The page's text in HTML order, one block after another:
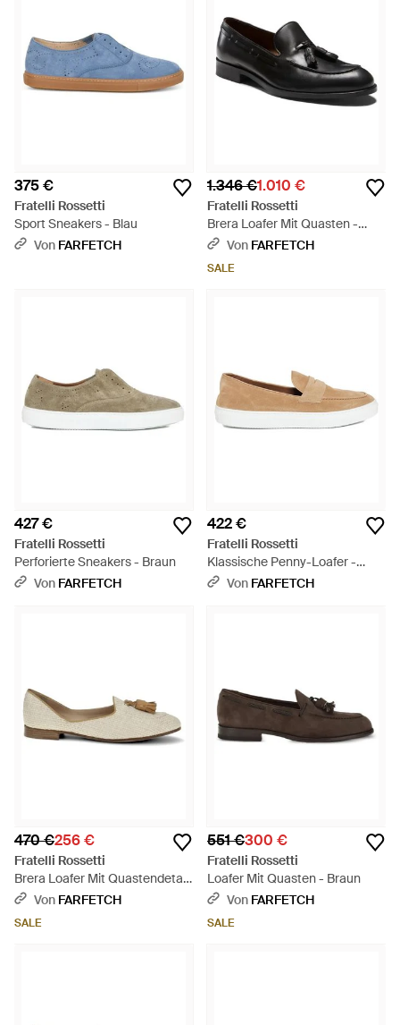
375 €
Fratelli Rossetti
Sport Sneakers - Blau
Von FARFETCH
1.346 €1.010 €
Fratelli Rossetti
Brera Loafer Mit Quasten -
Schwarz
Von FARFETCH
SALE
427 €
Fratelli Rossetti
Perforierte Sneakers - Braun
Von FARFETCH
422 €
Fratelli Rossetti
Klassische Penny-Loafer -
WeißVon FARFETCH
470 €256 €
Fratelli Rossetti
Brera Loafer Mit Quastendetail
- Natur
Von FARFETCH
SALE
551 €300 €
Fratelli Rossetti
Loafer Mit Quasten - Braun
Von FARFETCH
SALE